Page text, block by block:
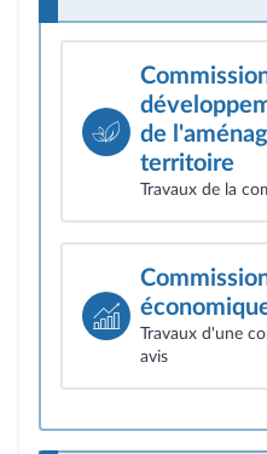
de
territoire
Travaux de la
Travaux d'une
avis